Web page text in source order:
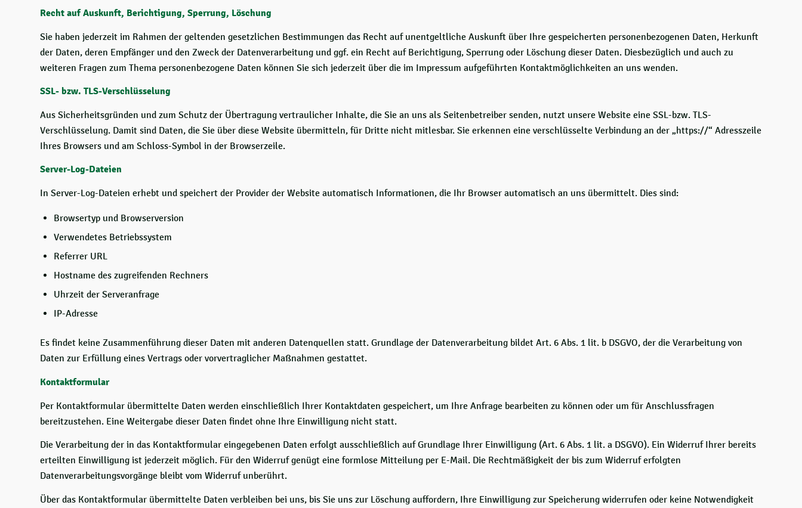
Recht auf Auskunft, Berichtigung, Sperrung, Löschung
Sie haben jederzeit im Rahmen der geltenden gesetzlichen Bestimmungen das Recht auf unentgeltliche Auskunft über Ihre gespeicherten personenbezogenen Daten, Herkunft
der Daten, deren Empfänger und den Zweck der Datenverarbeitung und ggf. ein Recht auf Berichtigung, Sperrung oder Löschung dieser Daten. Diesbezüglich und auch zu
weiteren Fragen zum Thema personenbezogene Daten können Sie sich jederzeit über die im Impressum aufgeführten Kontaktmöglichkeiten an uns wenden.
SSL- bzw. TLS-Verschlüsselung
Aus Sicherheitsgründen und zum Schutz der Übertragung vertraulicher Inhalte, die Sie an uns als Seitenbetreiber senden, nutzt unsere Website eine SSL-bzw. TLS-
Verschlüsselung. Damit sind Daten, die Sie über diese Website übermitteln, für Dritte nicht mitlesbar. Sie erkennen eine verschlüsselte Verbindung an der „https://“ Adresszeile
Ihres Browsers und am Schloss-Symbol in der Browserzeile.
Server-Log-Dateien
In Server-Log-Dateien erhebt und speichert der Provider der Website automatisch Informationen, die Ihr Browser automatisch an uns übermittelt. Dies sind:
Browsertyp und Browserversion
Verwendetes Betriebssystem
Referrer URL
Hostname des zugreifenden Rechners
Uhrzeit der Serveranfrage
IP-Adresse
Es findet keine Zusammenführung dieser Daten mit anderen Datenquellen statt. Grundlage der Datenverarbeitung bildet Art. 6 Abs. 1 lit. b DSGVO, der die Verarbeitung von
Daten zur Erfüllung eines Vertrags oder vorvertraglicher Maßnahmen gestattet.
Kontaktformular
Per Kontaktformular übermittelte Daten werden einschließlich Ihrer Kontaktdaten gespeichert, um Ihre Anfrage bearbeiten zu können oder um für Anschlussfragen
bereitzustehen. Eine Weitergabe dieser Daten findet ohne Ihre Einwilligung nicht statt.
Die Verarbeitung der in das Kontaktformular eingegebenen Daten erfolgt ausschließlich auf Grundlage Ihrer Einwilligung (Art. 6 Abs. 1 lit. a DSGVO). Ein Widerruf Ihrer bereits
erteilten Einwilligung ist jederzeit möglich. Für den Widerruf genügt eine formlose Mitteilung per E-Mail. Die Rechtmäßigkeit der bis zum Widerruf erfolgten
Datenverarbeitungsvorgänge bleibt vom Widerruf unberührt.
Über das Kontaktformular übermittelte Daten verbleiben bei uns, bis Sie uns zur Löschung auffordern, Ihre Einwilligung zur Speicherung widerrufen oder keine Notwendigkeit